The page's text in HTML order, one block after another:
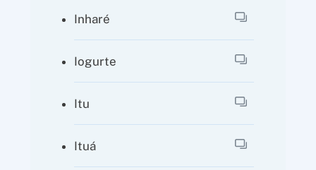
Inharé
Iogurte
Itu
Ituá